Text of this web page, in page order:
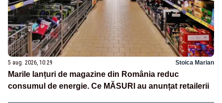
5 aug. 2026, 10:29 Stoica Marian
Marile lanțuri de magazine din România reduc
consumul de energie. Ce MĂSURI au anunțat retailerii